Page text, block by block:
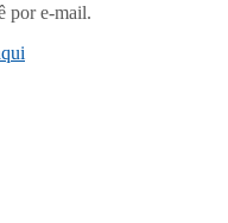
por e-mail.